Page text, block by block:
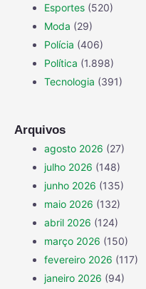
Esportes (520)
Moda (29)
Polícia (406)
Política (1.898)
Tecnologia (391)
Arquivos
agosto 2026 (27)
julho 2026 (148)
junho 2026 (135)
maio 2026 (132)
abril 2026 (124)
março 2026 (150)
fevereiro 2026 (117)
janeiro 2026 (94)